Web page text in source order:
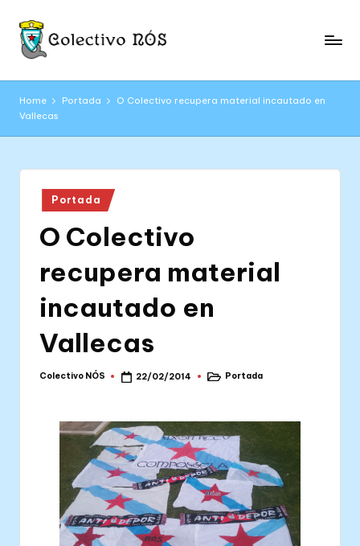
Skip
o
l
c
oficial
Home Portada
O Colectivo recupera material incautado en
Vallecas
Posted
in
Portada
O Colectivo
recupera material
incautado en
Vallecas
Posted
Colectivo NÓS 22/02/2014
PostedPortada